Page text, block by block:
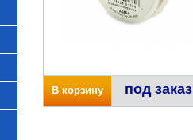
В корзину под заказ